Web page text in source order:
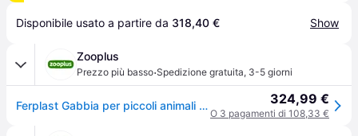
Disponibile usato a partire da 318,40 € Show
Zooplus
Prezzo più basso·Spedizione gratuita, 3-5 giorni
Ferplast Gabbia per piccoli animali Furet Tower - grigio: L 80 x P 75 x H 161 cm 324,99 €
O 3 pagamenti di 108,33 €